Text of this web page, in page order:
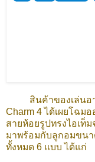
สินค้าของเล่นอาห
Charm 4 ได้เผยโฉม
สายห้อยรูปทรงไอเท็
มาพร้อมกับลูกอมขนา
ทั้งหมด 6 แบบ ได้แก่